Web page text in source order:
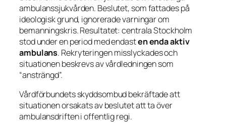
ambulanssjukvården. Beslutet, som fattades på
ideologisk grund, ignorerade varningar om
bemanningskris. Resultatet: centrala Stockholm
stod under en period med endasten enda aktiv
ambulans. Rekryteringen misslyckades och
situationen beskrevs av vårdledningen som
“ansträngd”.
Vårdförbundets skyddsombud bekräftade att
situationen orsakats av beslutet att ta över
ambulansdriften i offentlig regi.